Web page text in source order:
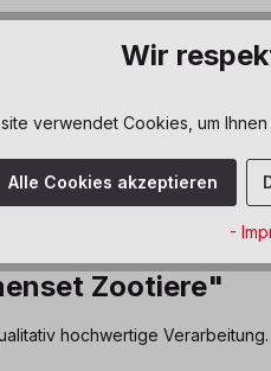
Zootiere"
hochwertige
Wir
verwendet Cookies, um
Alle Cookies akzeptieren
-